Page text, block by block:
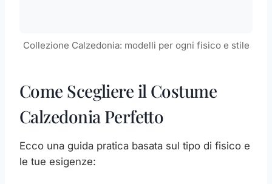
Collezione Calzedonia: modelli per ogni fisico e stile
Come Scegliere il Costume
Calzedonia Perfetto
Ecco una guida pratica basata sul tipo di fisico e
le tue esigenze: